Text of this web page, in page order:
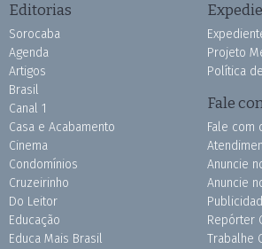
Editorias
Sorocaba
Agenda
Artigos
Brasil
Canal 1
Casa e Acabamento
Cinema
Condomínios
Cruzeirinho
Do Leitor
Educação
Educa Mais Brasil
Projeto
Política
Fale
Fale com
Anuncie
Anuncie
Repórter
Trabalhe